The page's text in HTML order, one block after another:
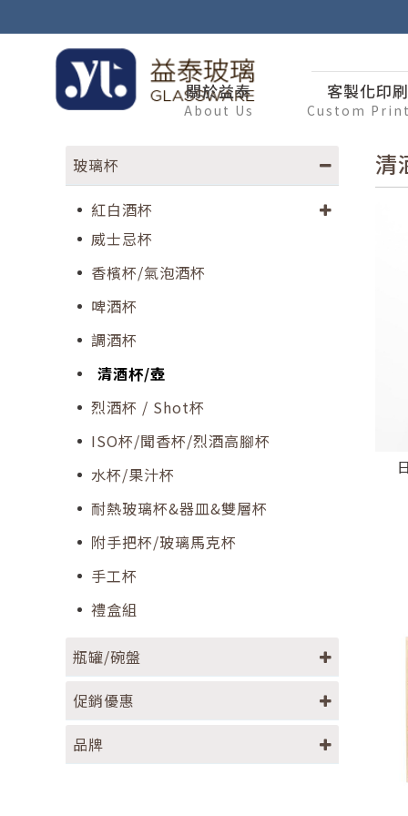
關於益泰
About Us
客製化印
Custom
玻璃杯
紅白酒杯
威士忌杯
香檳杯/氣泡酒杯
啤酒杯
調酒杯
清酒杯/壺
烈酒杯 / Shot杯
ISO杯/聞香杯/烈酒高腳杯
水杯/果汁杯
耐熱玻璃杯&器皿&雙層杯
附手把杯/玻璃馬克杯
手工杯
禮盒組
瓶罐/碗盤
促銷優惠
品牌
清